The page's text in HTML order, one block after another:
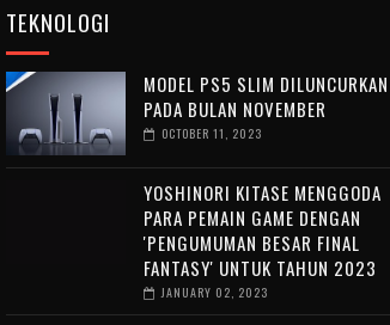
TEKNOLOGI
MODEL PS5 SLIM DILUNCURKAN
PADA BULAN NOVEMBER
OCTOBER 11, 2023
YOSHINORI KITASE MENGGODA
PARA PEMAIN GAME DENGAN
'PENGUMUMAN BESAR FINAL
FANTASY' UNTUK TAHUN 2023
JANUARY 02, 2023